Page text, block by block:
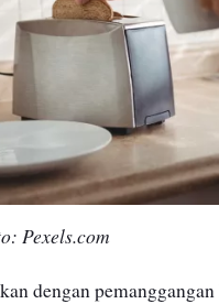
Pexels.com
dengan